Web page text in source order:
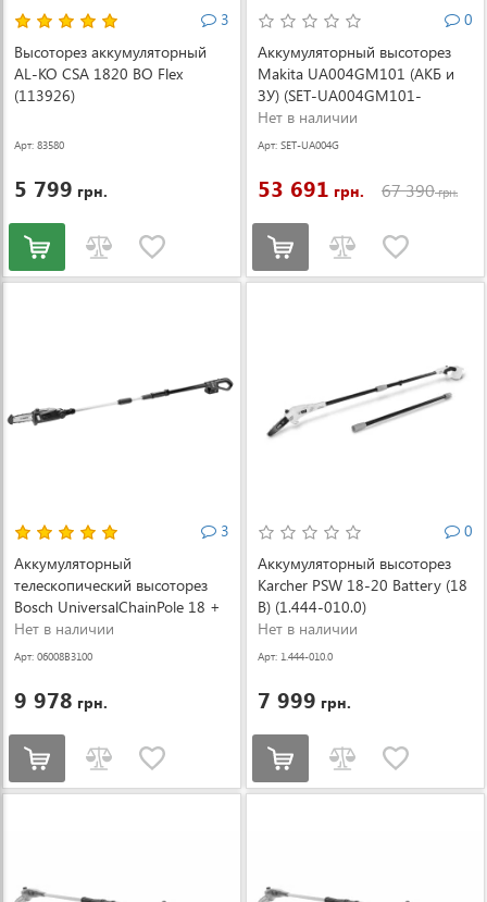
3
Высоторез аккумуляторный
AL-KO CSА 1820 BO Flex
(113926)
Арт: 83580
5 799 грн.
0
Аккумуляторный высоторез
Makita UA004GM101 (АКБ и
ЗУ) (SET-UA004GM101-
PROMOXGT)
Нет в наличии
Арт: SET-UA004G
53 691 грн. 67 390грн.
3
Аккумуляторный
телескопический высоторез
Bosch UniversalChainPole 18 +
АКБ и ЗУ (06008B3100)
Нет в наличии
Арт: 06008B3100
9 978 грн.
0
Аккумуляторный высоторез
Karcher PSW 18-20 Battery (18
В) (1.444-010.0)
Нет в наличии
Арт: 1.444-010.0
7 999 грн.